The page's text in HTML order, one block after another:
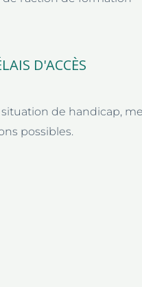
D'ACCÈS
situation de handicap,
possibles.